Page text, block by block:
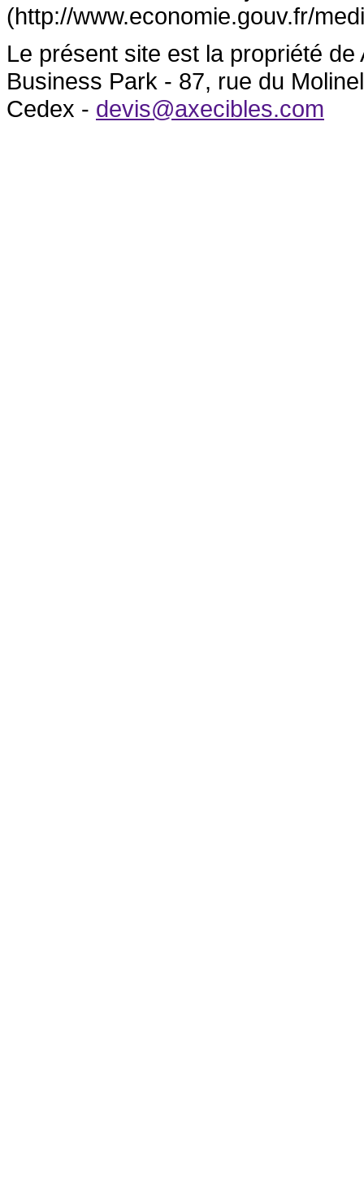
(http://www.economie.gouv.fr/
Le présent site est la propriété
Business Park - 87, rue du
Cedex - devis@axecibles.com